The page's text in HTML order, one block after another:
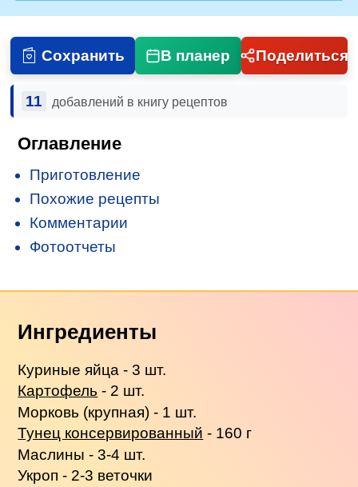
Сохранить В планер Поделиться
11 добавлений в книгу рецептов
Оглавление
Приготовление
Похожие рецепты
Комментарии
Фотоотчеты
Ингредиенты
Куриные яйца - 3 шт.
Картофель - 2 шт.
Морковь (крупная) - 1 шт.
Тунец консервированный - 160 г
Маслины - 3-4 шт.
Укроп - 2-3 веточки